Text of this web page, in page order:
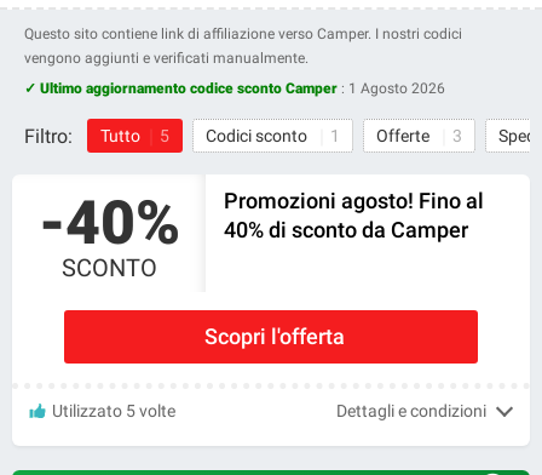
Questo sito contiene link di affiliazione verso Camper. I nostri codici
vengono aggiunti e verificati manualmente.
✓ Ultimo aggiornamento codice sconto Camper : 1 Agosto 2026
Filtro: Tutto 5 Codici sconto 1 Offerte 3
-40%
SCONTO
Promozioni agosto! Fino al
40% di sconto da Camper
Scopri l'offerta
Utilizzato 5 volte Dettagli e condizioni